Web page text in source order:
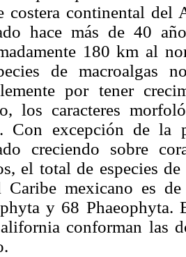
costera continental del
hace más de 40
180 km al
de macroalgas
por tener
los caracteres
Con excepción de la
creciendo sobre
el total de especies
Caribe mexicano es
y 68 Phaeophyta.
conforman las